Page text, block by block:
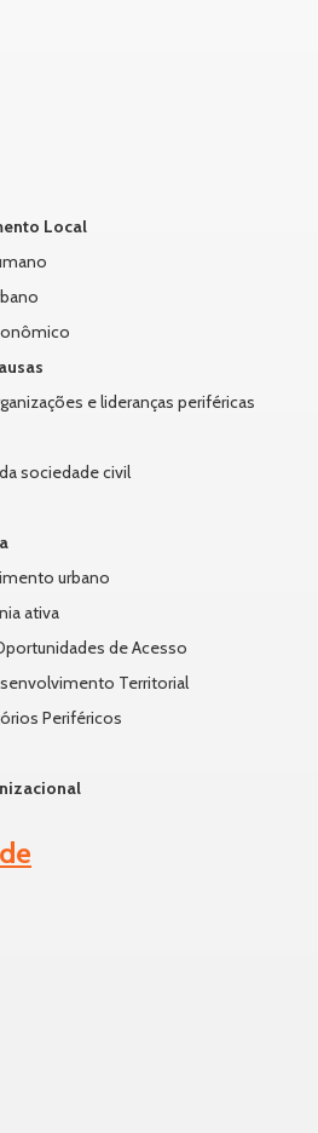
Local
e lideranças periféricas
sociedade civil
urbano
ativa
de Acesso
Territorial
Periféricos